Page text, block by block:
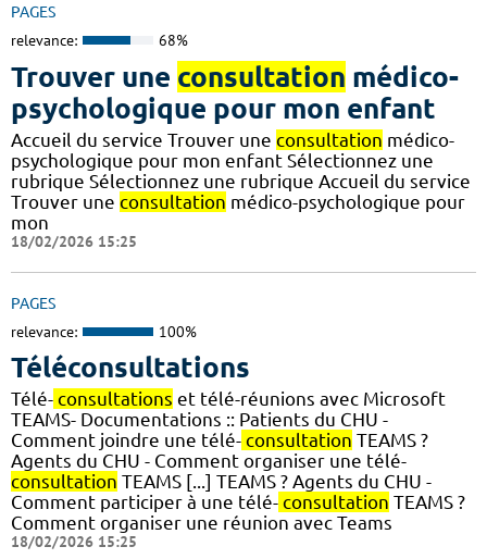
PAGES
relevance: 68%
Trouver une consultation médico-
psychologique pour mon enfant
Accueil du service Trouver une consultation médico-
psychologique pour mon enfant Sélectionnez une
rubrique Sélectionnez une rubrique Accueil du service
Trouver une consultation médico-psychologique pour
mon
18/02/2026 15:25
PAGES
relevance: 100%
Téléconsultations
Télé- consultations et télé-réunions avec Microsoft
TEAMS- Documentations :: Patients du CHU -
Comment joindre une télé- consultation TEAMS ?
Agents du CHU - Comment organiser une télé-
consultation TEAMS [...] TEAMS ? Agents du CHU -
Comment participer à une télé- consultation TEAMS ?
Comment organiser une réunion avec Teams
18/02/2026 15:25